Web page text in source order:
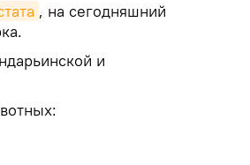
, на сегодняшний
и